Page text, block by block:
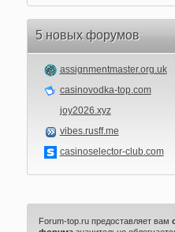
5 новых форумов
assignmentmaster.org.uk
casinovodka-top.com
joy2026.xyz
vibes.rusff.me
casinoselector-club.com
Forum-top.ru предоставляет вам